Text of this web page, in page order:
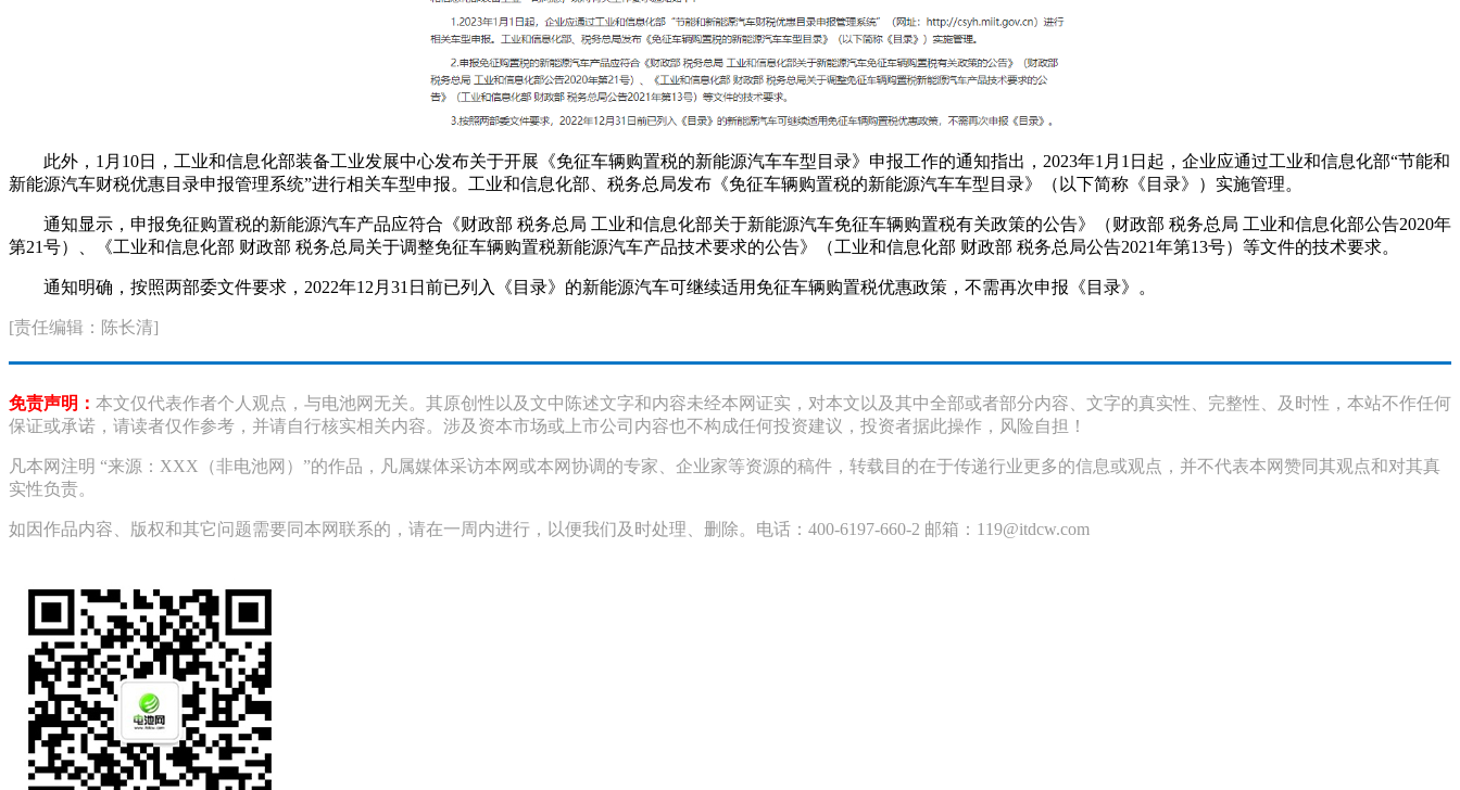
此外，1月10日，工业和信息化部装备工业发展中心发布关于开展《免征车辆购置税的新能源汽车车型目录》申报工作的通知指出，2023年1月1日起，企业应通过工业和信息化部“节能和
新能源汽车财税优惠目录申报管理系统”进行相关车型申报。工业和信息化部、税务总局发布《免征车辆购置税的新能源汽车车型目录》（以下简称《目录》）实施管理。
通知显示，申报免征购置税的新能源汽车产品应符合《财政部 税务总局 工业和信息化部关于新能源汽车免征车辆购置税有关政策的公告》（财政部 税务总局 工业和信息化部公告2020年
第21号）、《工业和信息化部 财政部 税务总局关于调整免征车辆购置税新能源汽车产品技术要求的公告》（工业和信息化部 财政部 税务总局公告2021年第13号）等文件的技术要求。
通知明确，按照两部委文件要求，2022年12月31日前已列入《目录》的新能源汽车可继续适用免征车辆购置税优惠政策，不需再次申报《目录》。
[责任编辑：陈长清]
免责声明： 本文仅代表作者个人观点，与电池网无关。其原创性以及文中陈述文字和内容未经本网证实，对本文以及其中全部或者部分内容、文字的真实性、完整性、及时性，本站不作任何
保证或承诺，请读者仅作参考，并请自行核实相关内容。涉及资本市场或上市公司内容也不构成任何投资建议，投资者据此操作，风险自担！
凡本网注明 “来源：XXX（非电池网）”的作品，凡属媒体采访本网或本网协调的专家、企业家等资源的稿件，转载目的在于传递行业更多的信息或观点，并不代表本网赞同其观点和对其真
实性负责。
如因作品内容、版权和其它问题需要同本网联系的，请在一周内进行，以便我们及时处理、删除。电话：400-6197-660-2 邮箱：119@itdcw.com